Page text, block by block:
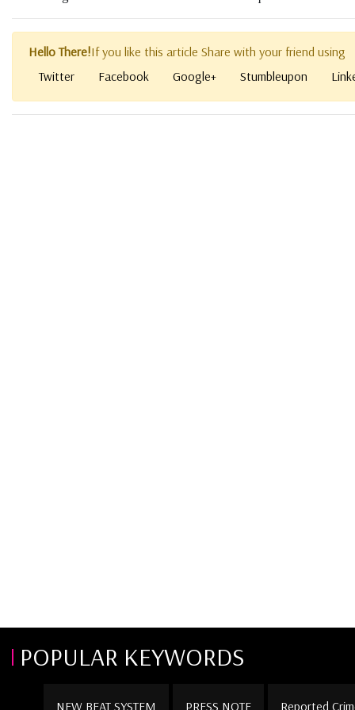
Hello There!If you like this article Share with your friend using
Twitter
Facebook Google+ Stumbleupon
POPULAR KEYWORDS
NEW BEAT SYSTEM PRESS NOTE Reported